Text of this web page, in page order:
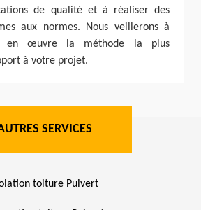
de qualité et à réaliser des
aux normes. Nous veillerons à
en œuvre la méthode la plus
à votre projet.
SERVICES
toiture Puivert